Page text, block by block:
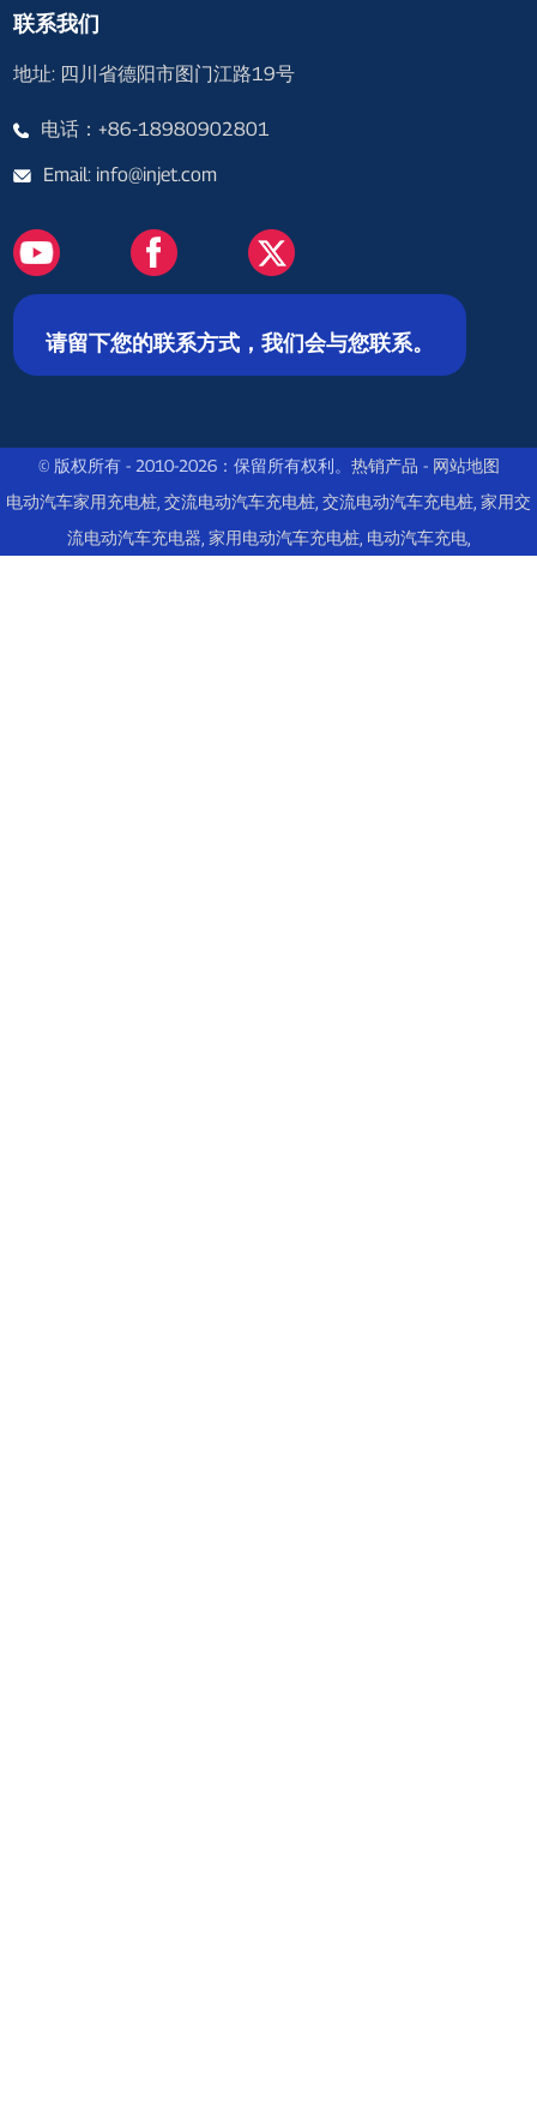
联系我们
地址: 四川省德阳市图门江路19号
电话：+86-18980902801
Email: info@injet.com
请留下您的联系方式，我们会与您联系。
© 版权所有 - 2010-2026：保留所有权利。 热销产品 - 网站地图
电动汽车家用充电桩 交流电动汽车充电桩 交流电动汽车充电桩 家用交
流电动汽车充电器 家用电动汽车充电桩, 电动汽车充电,